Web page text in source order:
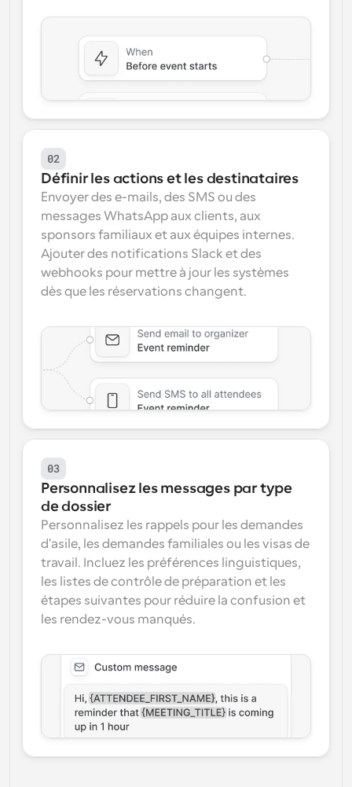
02
Définir les actions et les destinataires
Envoyer des e-mails, des SMS ou des
messages WhatsApp aux clients, aux
sponsors familiaux et aux équipes internes.
Ajouter des notifications Slack et des
webhooks pour mettre à jour les systèmes
dès que les réservations changent.
03
Personnalisez les messages par type
de dossier
Personnalisez les rappels pour les demandes
d'asile, les demandes familiales ou les visas de
travail. Incluez les préférences linguistiques,
les listes de contrôle de préparation et les
étapes suivantes pour réduire la confusion et
les rendez-vous manqués.